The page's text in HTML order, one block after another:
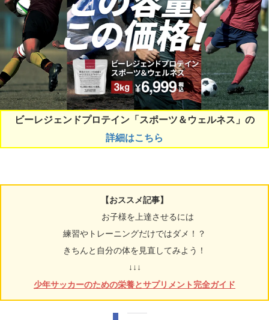
ビーレジェンドプロテイン「スポーツ＆ウェルネス」の
詳細はこちら
【おススメ記事】
お子様を上達させるには
練習やトレーニングだけではダメ！？
きちんと自分の体を見直してみよう！
↓↓↓
少年サッカーのための栄養とサプリメント完全ガイド